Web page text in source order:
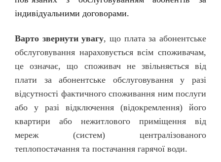
індивідуальними договорами.
Варто звернути увагу, що плата за абонентське
обслуговування нараховується всім споживачам,
це означає, що споживач не звільняється від
плати за абонентське обслуговування у разі
відсутності фактичного споживання ним послуги
або у разі відключення (відокремлення) його
квартири або нежитлового приміщення від
мереж (систем) централізованого
теплопостачання та постачання гарячої води.